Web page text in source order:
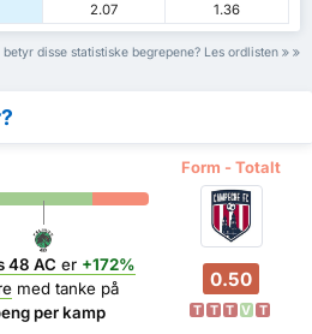
2.07 1.36
betyr disse statistiske begrepene? Les ordlisten
Form - Totalt
48 AC er +172%
med tanke på
per kamp
0.50
T T T V T